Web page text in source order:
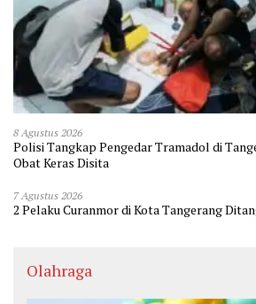
8 Agustus 2026
Polisi Tangkap Pengedar Tramadol di
Obat Keras Disita
7 Agustus 2026
2 Pelaku Curanmor di Kota Tangerang
Olahraga